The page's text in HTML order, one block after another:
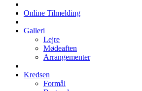
Online Tilmelding
Galleri
Lejre
Mødeaften
Arrangementer
Kredsen
Formål